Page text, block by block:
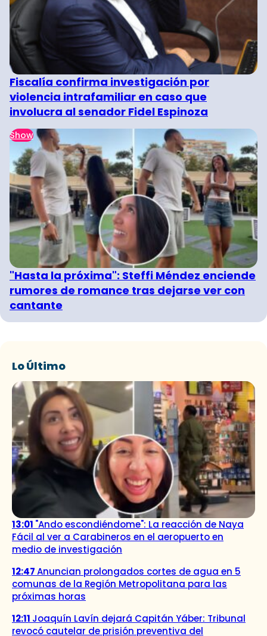
Fiscalía confirma investigación por
violencia intrafamiliar en caso que
involucra al senador Fidel Espinoza
Show
"Hasta la próxima": Steffi Méndez enciende
rumores de romance tras dejarse ver con
cantante
Lo Último
13:01 "Ando escondiéndome": La reacción de Naya
Fácil al ver a Carabineros en el aeropuerto en
medio de investigación
12:47Anuncian prolongados cortes de agua en 5
comunas de la Región Metropolitana para las
próximas horas
12:11 Joaquín Lavín dejará Capitán Yáber: Tribunal
revocó cautelar de prisión preventiva del